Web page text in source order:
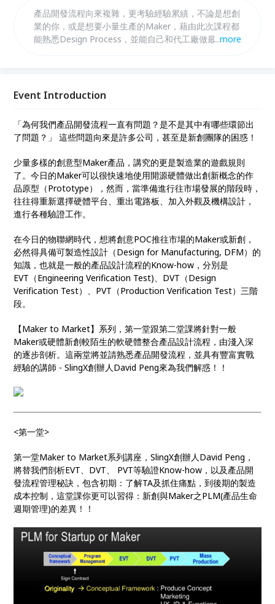
產品開發流程向來複雜，更考驗經驗累績，不論是想創
業的你，或是想要小量生產的Maker，藉由此次課程都
能熟悉Design Process，並能自己和代工廠做最佳的
...more
Event Introduction
「為何我們產品開發流程一直有問題？是不是其中有哪些環節出
了問題？」 這些問題向來是許多公司，甚至是新創團隊的困惑！
少量多樣的創意型Maker產品，講究的更是製造業的遊戲規則
了。今日的Maker可以很快速地使用開源硬體做出創新概念的作
品原型（Prototype），然而，當準備進行往市場發展的階段時，
往往得重新選擇硬體平台、重出電路板、加入外觀及機構設計，
進行各種驗證工作。
在今日的物聯網時代，想將創意POC推往市場的Maker或新創，
必然得具備可製造性設計（Design for Manufacturing, DFM）的
知識，也就是一般的產品設計流程的Know-how，分別是
EVT（Engineering Verification Test)、DVT（Design
Verification Test）、PVT（Production Verification Test）三階
段。
【Maker to Market】系列，第一堂跟第二堂課將針對一般
Maker或硬體新創較陌生的軟硬體整合產品設計流程，由淺入深
的逐步剖析。這兩堂將並請熟悉產品開發流程，並具有豐富實戰
經驗的講師 - SlingX創辦人David Peng來為我們解惑！！
<第一堂>
第一堂Maker to Market系列講座，SlingX創辦人David Peng，
將替我們剖析EVT、DVT、 PVT等驗證Know-how，以及產品開
發流程管理秘訣，包含初期：了解TA及抓住痛點，到後期的製造
成本控制，這堂課你更可以習得：新創與Maker之PLM(產品生命
週期管理)的差異！！